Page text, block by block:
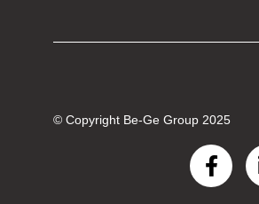
© Copyright Be-Ge Group 2025